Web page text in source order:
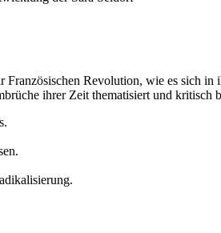
Revolution, wie es sich
ihrer Zeit thematisiert und kritisch